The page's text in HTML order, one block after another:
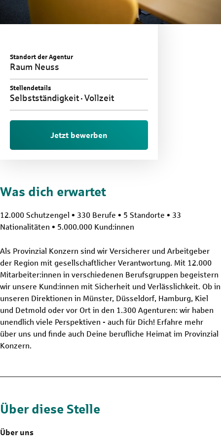
Standort der Agentur
Raum Neuss
Stellendetails
Selbstständigkeit Vollzeit
Jetzt bewerben
Was dich erwartet
12.000 Schutzengel • 330 Berufe • 5 Standorte • 33
Nationalitäten • 5.000.000 Kund:innen
Als Provinzial Konzern sind wir Versicherer und Arbeitgeber
der Region mit gesellschaftlicher Verantwortung. Mit 12.000
Mitarbeiter:innen in verschiedenen Berufsgruppen begeistern
wir unsere Kund:innen mit Sicherheit und Verlässlichkeit. Ob in
unseren Direktionen in Münster, Düsseldorf, Hamburg, Kiel
und Detmold oder vor Ort in den 1.300 Agenturen: wir haben
unendlich viele Perspektiven - auch für Dich! Erfahre mehr
über uns und finde auch Deine berufliche Heimat im Provinzial
Konzern.
Über diese Stelle
Über uns